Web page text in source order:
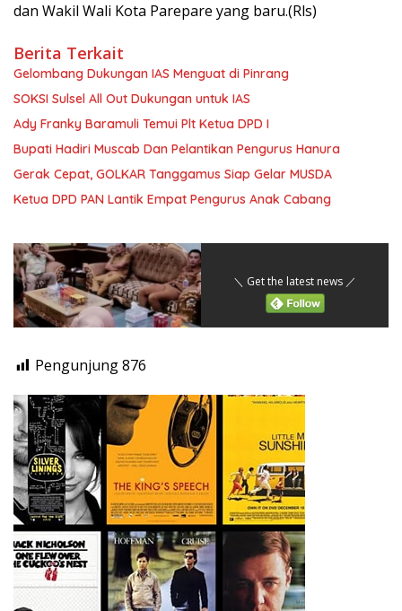
dan Wakil Wali Kota Parepare yang baru.(Rls)
Berita Terkait
Gelombang Dukungan IAS Menguat di Pinrang
SOKSI Sulsel All Out Dukungan untuk IAS
Ady Franky Baramuli Temui Plt Ketua DPD I
Bupati Hadiri Muscab Dan Pelantikan Pengurus Hanura
Gerak Cepat, GOLKAR Tanggamus Siap Gelar MUSDA
Ketua DPD PAN Lantik Empat Pengurus Anak Cabang
＼ Get the latest news ／
Pengunjung876